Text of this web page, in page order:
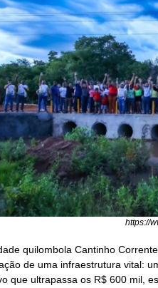
https://
quilombola Cantinho
de uma infraestrutura vital:
que ultrapassa os R$ 600 mil,